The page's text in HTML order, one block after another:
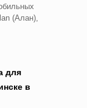
(Алан),
для
в